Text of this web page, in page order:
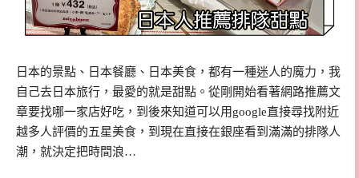
日本的景點、日本餐廳、日本美食，都有一種迷人的魔力，我
自己去日本旅行，最愛的就是甜點。從剛開始看著網路推薦文
章要找哪一家店好吃，到後來知道可以用google直接尋找附近
越多人評價的五星美食，到現在直接在銀座看到滿滿的排隊人
潮，就決定把時間浪…